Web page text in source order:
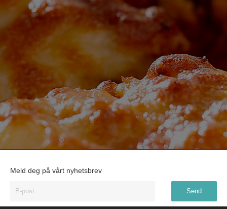
Meld deg på vårt nyhetsbrev